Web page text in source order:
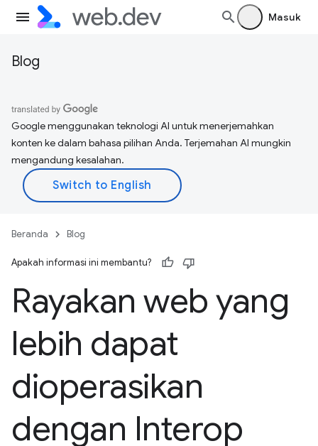
Masuk
Blog
Google menggunakan teknologi AI untuk menerjemahkan
konten ke dalam bahasa pilihan Anda. Terjemahan AI mungkin
mengandung kesalahan.
Beranda Blog
Apakah informasi ini membantu?
Rayakan web yang
lebih dapat
dioperasikan
dengan Interop